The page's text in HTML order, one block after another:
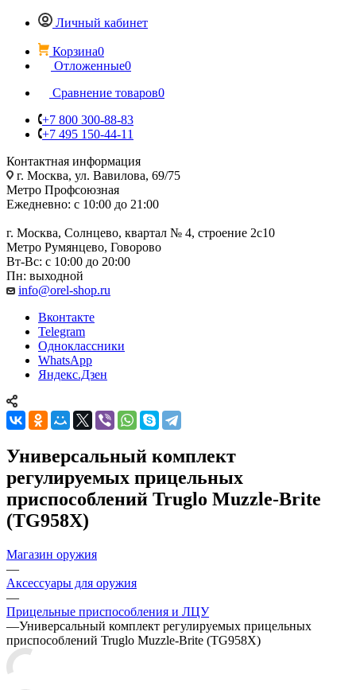
Личный кабинет
Корзина0
Отложенные0
Сравнение товаров0
+7 800 300-88-83
+7 495 150-44-11
Контактная информация
г. Москва, ул. Вавилова, 69/75
Метро Профсоюзная
Ежедневно: с 10:00 до 21:00
г. Москва, Солнцево, квартал № 4, строение 2с10
Метро Румянцево, Говорово
Вт-Вс: с 10:00 до 20:00
Пн: выходной
info@orel-shop.ru
Вконтакте
Telegram
Одноклассники
WhatsApp
Яндекс.Дзен
Универсальный комплект
регулируемых прицельных
приспособлений Truglo Muzzle-Brite
(TG958X)
Магазин оружия
—
Аксессуары для оружия
—
Прицельные приспособления и ЛЦУ
—Универсальный комплект регулируемых прицельных
приспособлений Truglo Muzzle-Brite (TG958X)